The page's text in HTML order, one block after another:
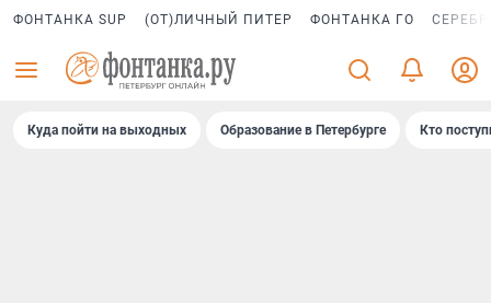
ФОНТАНКА SUP (ОТ)ЛИЧНЫЙ ПИТЕР ФОНТАНКА ГО
Куда пойти на выходных Образование в Петербурге Кто